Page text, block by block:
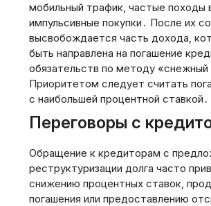
мобильный трафик‚ частые походы
импульсивные покупки․ После их
высвобождается часть дохода‚
быть направлена на погашение
обязательств по методу «снежный
Приоритетом следует считать
с наибольшей процентной ставкой․
Переговоры с
Обращение к кредиторам с
реструктуризации долга часто
снижению процентных ставок‚
погашения или предоставлению